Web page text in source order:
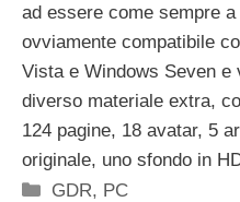
ad essere come sempre
ovviamente compatibile
Vista e Windows Seven e
diverso materiale extra,
124 pagine, 18 avatar, 5
originale, uno sfondo in
Categorie
GDR, PC